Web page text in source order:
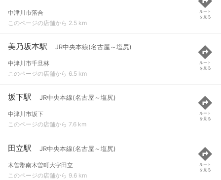
中津川市落合
このページの店舗から 2.5 km
ルート
を見る
美乃坂本駅 JR中央本線(名古屋～塩尻)
中津川市千旦林
このページの店舗から 6.5 km
ルート
を見る
坂下駅 JR中央本線(名古屋～塩尻)
中津川市坂下
このページの店舗から 7.6 km
ルート
を見る
田立駅 JR中央本線(名古屋～塩尻)
木曽郡南木曽町大字田立
このページの店舗から 9.6 km
ルート
を見る